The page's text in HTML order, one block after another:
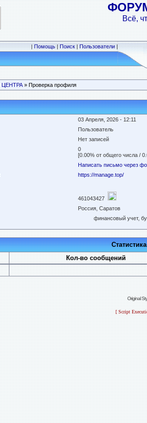
Всё,
|Помощь|Поиск|Пользователи|
» Проверка профиля
03 Апреля, 2026 - 12:11
Пользователь
Нет записей
0
[0.00% от общего числа /
Написать письмо через
https://manage.top/
461043427
Россия, Саратов
финансовый учет,
Кол-во сообщений
Original
[ Script